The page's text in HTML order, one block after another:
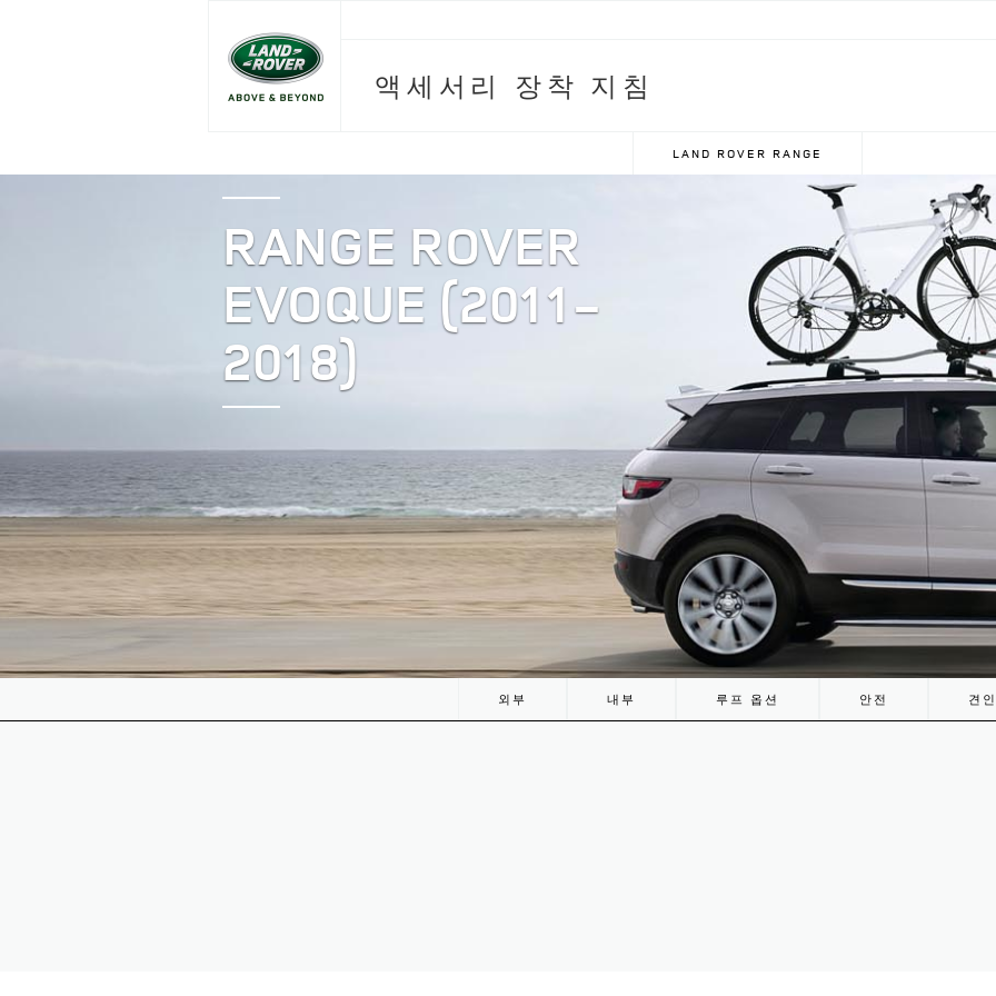
액세서리 장착 지침
LAND ROVER RANGE
RANGE ROVER
EVOQUE (2011-
2018)
외부 내부 루프 옵션 안전 견인